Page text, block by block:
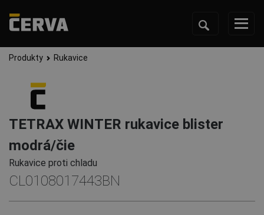
Produkty Rukavice
TETRAX WINTER rukavice blister
modrá/čie
Rukavice proti chladu
CL0108017443BN